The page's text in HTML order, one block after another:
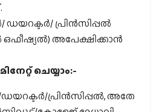
പ്രിൻസിപ്പൽ
ഒഫീഷ്യൽ) അപേക്ഷിക്കാൻ
ചെയ്യാം:-
പ്രിൻസിപ്പൽ, അതേ